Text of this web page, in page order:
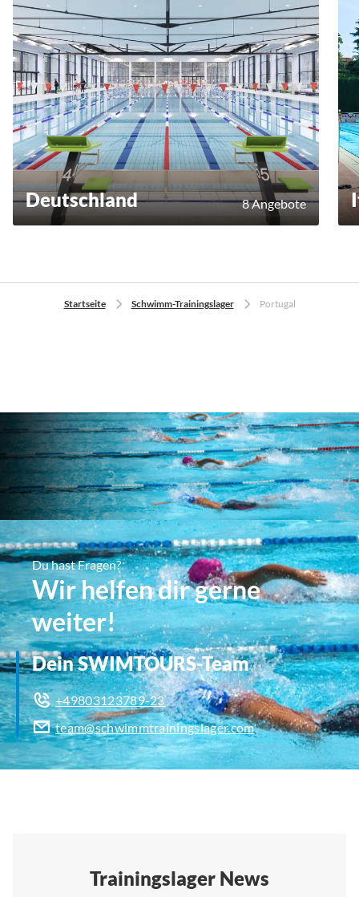
Deutschland 8 Angebote
Startseite Schwimm-Trainingslager Portugal
Du hast Fragen?
Wir helfen dir gerne
weiter!
Dein SWIMTOURS-Team
+49803123789-23
team@schwimmtrainingslager.com
Trainingslager News